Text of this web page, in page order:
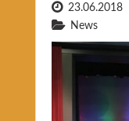
23.06.2018
News